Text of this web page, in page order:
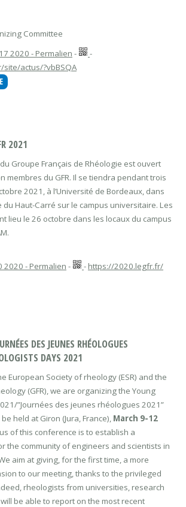
Committee
2020 - Permalien -
-
actus/?vbBSQA
2021
Groupe Français de Rhéologie est ouvert
membres du GFR. Il se tiendra pendant trois
2021, à l’Université de Bordeaux, dans
du Haut-Carré sur le campus universitaire. Les
lieu le 26 octobre dans les locaux du campus
2020 - Permalien - - https://2020.legfr.fr/
DES JEUNES RHÉOLOGUES
DAYS 2021
European Society of rheology (ESR) and the
(GFR), we are organizing the Young
”Journées des jeunes rhéologues 2021”
be held at Giron (Jura, France), March 9-12
of this conference is to establish a
the community of engineers and scientists in
aim at giving, for the first time, a more
to our meeting, thanks to the privileged
rheologists from universities, research
be able to report on the most recent